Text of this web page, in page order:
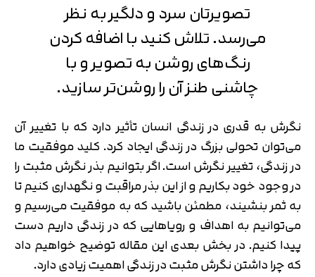
تصویرتان سرد و دلگیر به نظر
می‌رسد. تلاش کنید با اضافه کردن
رنگ‌های روشن به تصویر و با
چاشنی طنز آن را روشن‌تر سازید.
نگرش به قدری در زندگی انسان تأثیر دارد که با تغییر آن
می‌توان تحولی بزرگ در زندگی ایجاد کرد. کلید موفقیت ما
در زندگی، تغییر نگرش است. اگر بتوانیم بذر نگرش مثبت را
در وجود خود بکاریم و از این بذر مراقبت و نگهداری کنیم تا
به ثمر بنشیند، مطمئن باشید که به موفقیت می‌رسیم و
می‌توانیم به اهداف و رویاهایی که در زندگی داریم دست
پیدا کنیم. در بخش بعدی این مقاله توضیح خواهیم داد
که چرا داشتن نگرش مثبت در زندگی اهمیت زیادی دارد.